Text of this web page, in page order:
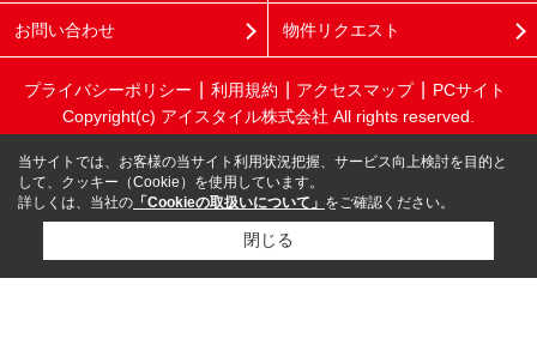
お問い合わせ 物件リクエスト
プライバシーポリシー 利用規約 アクセスマップ
PCサイト
Copyright(c) アイスタイル株式会社 All rights reserved.
当サイトでは、お客様の当サイト利用状況把握、サービス向上検討を目的と
して、クッキー（Cookie）を使用しています。
詳しくは、当社の 「Cookieの取扱いについて」 をご確認ください。
閉じる